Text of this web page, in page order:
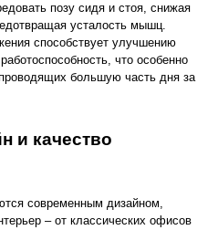
позу сидя и стоя, снижая
усталость мышц.
способствует улучшению
что особенно
большую часть дня за
и качество
современным дизайном,
– от классических офисов